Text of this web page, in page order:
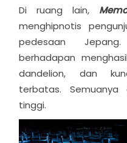
Di ruang lain,
menghipnotis
pedesaan
berhadapan
dandelion, dan
terbatas. Semuanya
tinggi.